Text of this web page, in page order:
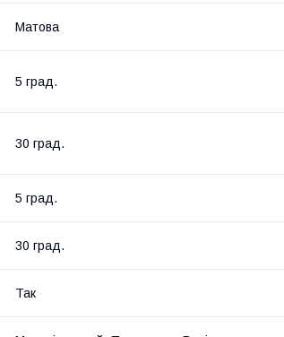
Матова
5 град.
30 град.
5 град.
30 град.
Так